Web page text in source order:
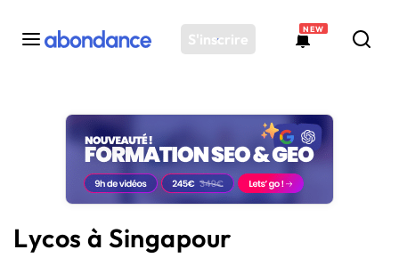
S'inscrire
NEW
Toutes les actus
Actus SEO
Plateforme
Solutions
Ressources
Lycos à Singapour